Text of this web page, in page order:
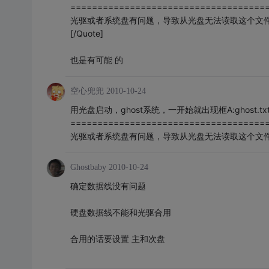
光驱或者系统盘有问题，导致从光盘无法读取这个文
[/Quote]
也是有可能 的
空心兜兜 2010-10-24
用光盘启动，ghost系统，一开始就出现框
光驱或者系统盘有问题，导致从光盘无法读取这个文
Ghostbaby 2010-10-24
确定数据线没有问题
硬盘数据线不能和光驱合用
合用的话要设置 主和次盘